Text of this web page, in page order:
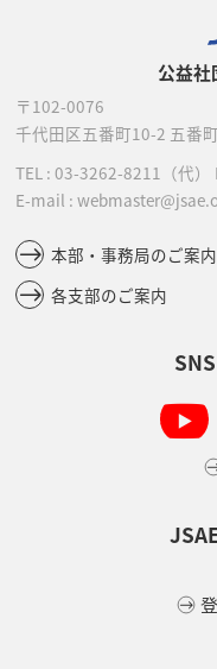
公益社
〒102-0076
千代田区五番町10-2 五番
TEL : 03-3262-8211 （代）
E-mail :
本部・事務局のご案内
各支部のご案内